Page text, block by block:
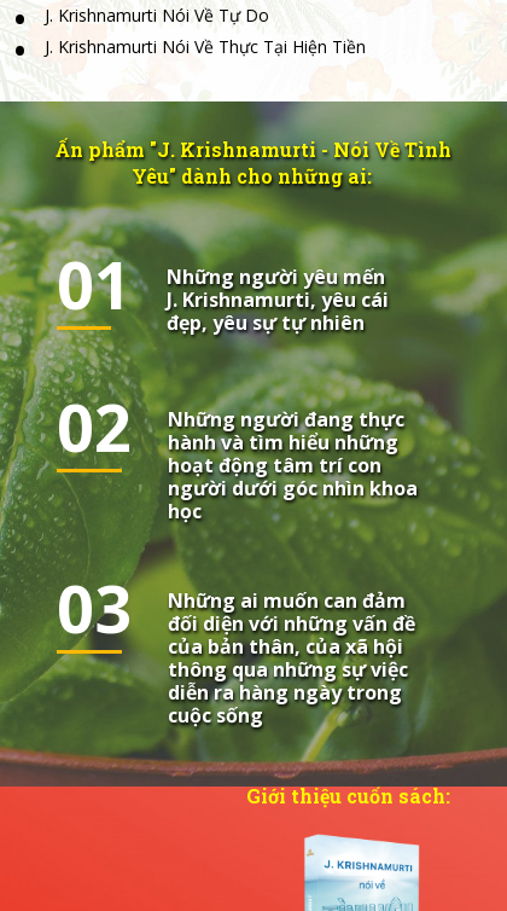
J. Krishnamurti Nói Về Tự Do
J. Krishnamurti Nói Về Thực Tại Hiện Tiền
01
Những người yêu mến
J. Krishnamurti, yêu cái
đẹp, yêu sự tự nhiên
Ấn phẩm "J. Krishnamurti - Nói Về Tình
Yêu" dành cho những ai:
02
Những người đang thực
hành và tìm hiểu những
hoạt động tâm trí con
người dưới góc nhìn khoa
học
03
Những ai muốn can đảm
đối diện với những vấn đề
của bản thân, của xã hội
thông qua những sự việc
diễn ra hàng ngày trong
cuộc sống
Giới thiệu cuốn sách: